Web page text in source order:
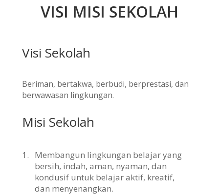
VISI MISI SEKOLAH
Visi Sekolah
Beriman, bertakwa, berbudi, berprestasi, dan
berwawasan lingkungan.
Misi Sekolah
1.
Membangun lingkungan belajar yang
bersih, indah, aman, nyaman, dan
kondusif untuk belajar aktif, kreatif,
dan menyenangkan.